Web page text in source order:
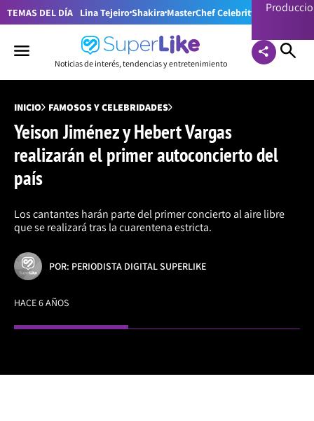
TEMAS DEL DÍA Lina TejeiroShakira MasterChef Celebrity Colombia
Noticias de interés, tendencias y entretenimiento
INICIO FAMOSOS Y CELEBRIDADES
Yeison Jiménez y Hebert Vargas
realizarán el primer autoconcierto del
país
Los cantantes harán parte del primer concierto al aire libre
que se realizará tras la cuarentena estricta.
POR: PERIODISTA DIGITAL SUPERLIKE
HACE 6 AÑOS